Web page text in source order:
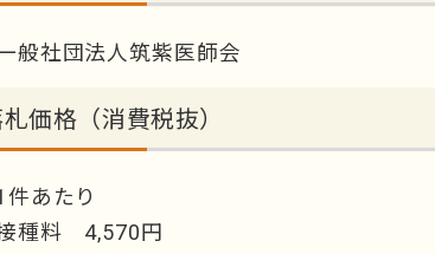
般社団法人筑紫医師会
価格（消費税抜）
あたり
種料 4,570円